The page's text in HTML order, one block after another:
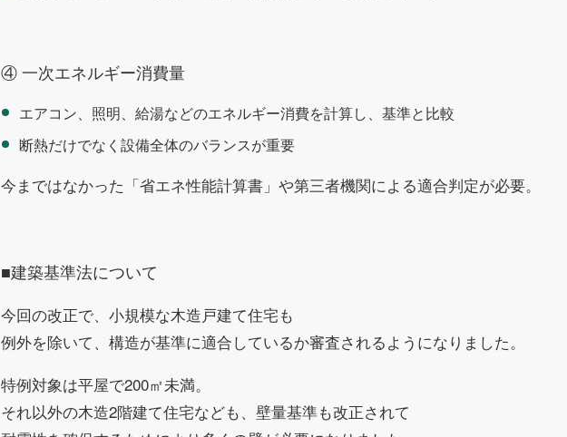
④ 一次エネルギー消費量
エアコン、照明、給湯などのエネルギー消費を計算し、基準と比較
断熱だけでなく設備全体のバランスが重要
今まではなかった「省エネ性能計算書」や第三者機関による適合判定が必要。
■建築基準法について
今回の改正で、小規模な木造戸建て住宅も
例外を除いて、構造が基準に適合しているか審査されるようになりました。
特例対象は平屋で200㎡未満。
それ以外の木造2階建て住宅なども、壁量基準も改正されて